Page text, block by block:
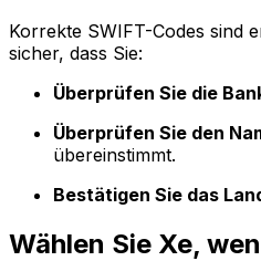
Korrekte SWIFT-Codes sind
sicher, dass Sie:
Überprüfen Sie die
Überprüfen Sie den
übereinstimmt.
Bestätigen Sie das
Wählen Sie Xe,